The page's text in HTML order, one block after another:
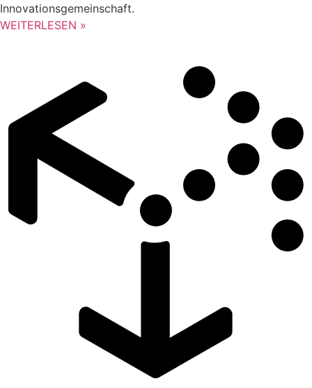
Innovationsgemeinschaft.
WEITERLESEN »